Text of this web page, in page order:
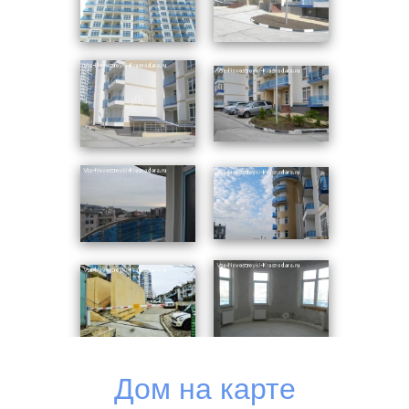
органично вписалось в ландшафт местности. Корпус
включает 2 секции. Строительство велось по
монолитной технологии. Сейсмоустойчивость
конструкции – до 7 баллов. Отделка фасадов
производилась по системе "Tex-Color". Белоснежные
стены корпуса, голубые ограждения открытых
балконов, витражное остекление фасадов вызывают
ассоциацию с морским лайнером. Дом подключен к
городским коммуникационным системам, подведены
кабели городской телефонной сети, скоростного
интернета и телевидения. Входные группы
оборудованы удобными пандусами, в холле каждой
секции имеется консьерж-зона, установлены
скоростные пассажирские и грузо-пассажирские
лифты Otis. Стены общих помещений отделаны
керамогранитая плитка.Дом на карте